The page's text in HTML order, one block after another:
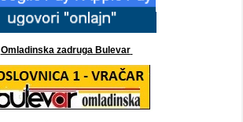
Omladinska zadruga Bulevar